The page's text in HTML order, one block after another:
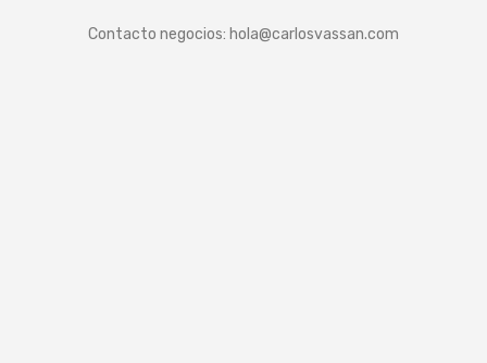
Contacto negocios: hola@carlosvassan.com